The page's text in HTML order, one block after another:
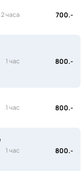
2 часа 700.-
1 час 800.-
1 час 800.-
1 час 800.-